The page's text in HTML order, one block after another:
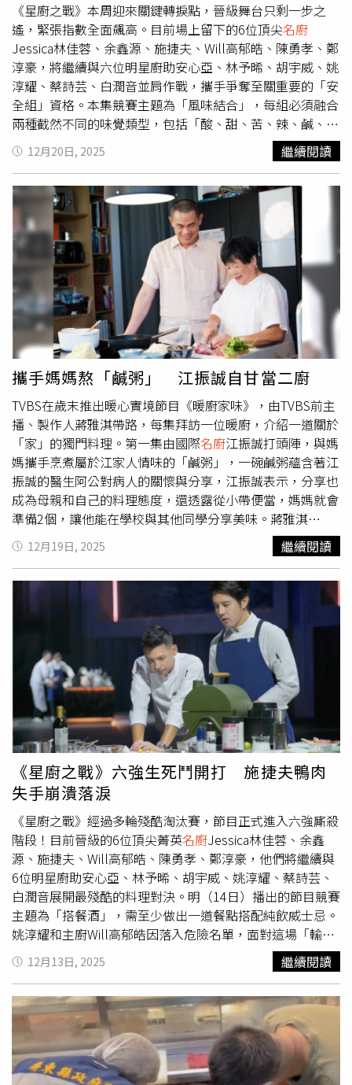
《星廚之戰》本周迎來關鍵轉捩點，晉級舞台只剩一步之
遙，緊張指數全面飆高。目前場上留下的6位頂尖名廚
Jessica林佳蓉、余鑫源、施捷夫、Will高郁皓、陳勇孝、鄭
淳豪，將繼續與六位明星廚助安心亞、林予晞、胡宇威、姚
淳耀、蔡詩芸、白潤音並肩作戰，攜手爭奪至關重要的「安
全組」資格。本集競賽主題為「風味結合」，每組必須融合
兩種截然不同的味覺類型，包括「酸、甜、苦、辣、鹹、
鮮」，不只考驗主廚功力，更是一場創意與味覺平衡的硬
仗。林予晞再度與主廚鄭淳豪搭檔，希望延續先前「衝就對
了」的合作默契，卻也忍不住向Jessica表達歉意，鍾欣凌
見狀笑虧：「真的有一種背叛朋友的感覺。」林予晞更在鏡
頭前罕見吐露內心壓力，直言一路走來從「沒人選的廚助」
到現在選擇變多，更引用電影自嘲自己是「世界上最爛的
人」。而分組屢屢卡關的安心亞也有感而發分享心境：「有
時候心被傷過幾次，就會慢慢麻痺，也就可以放下了。」鍾
欣凌聽完立刻補刀：「有沒有覺得一路走來跟感情一樣？」
安心亞苦笑點頭：「都很坎坷。」比賽過程中狀況連連，安
心亞先是在備料時不慎切傷手指，原本想咬牙硬撐，卻因血
流不止只好緊急前往醫護站處理；回到賽場後，又在刨檸檬
皮時因不熟練再度刮傷另一隻手。搭檔Jessica立刻暖心安
撫：「沒事，時間還夠。」這也是安心亞首次在料理中受
傷，但她不僅沒有被打倒，反而笑說：「好像離廚師的路又
更近了一步，滿有成就感的。」《星廚之戰》每周日晚間8
點華視首播。
12月20日, 2025 繼續閱讀
攜手媽媽熬「鹹粥」 江振誠自甘當二廚
TVBS在歲末推出暖心實境節目《暖廚家味》，由TVBS前主
播、製作人蔣雅淇帶路，每集拜訪一位暖廚，介紹一道關於
「家」的獨門料理。第一集由國際名廚江振誠打頭陣，與媽
媽攜手烹煮屬於江家人情味的「鹹粥」，一碗鹹粥蘊含著江
振誠的醫生阿公對病人的關懷與分享，江振誠表示，分享也
成為母親和自己的料理態度，還透露從小帶便當，媽媽就會
準備2個，讓他能在學校與其他同學分享美味。蔣雅淇
（右）在江振誠介紹下認識認養的農田。（圖／TVBS提
供）江振誠本次與媽媽聯手熬煮「鹹粥」，他解釋選擇鹹
粥，源於過去家中三代同堂，阿公是醫生，阿公為家境不優
渥的病人看診後，會端上一碗熱騰騰的鹹粥招待他們，並告
訴對方「不用收錢」。對江振誠而言，鹹粥有飽足感又有誠
意、代表滿滿的台灣味。江振誠每到國外，也總會以鹹粥介
紹自己是從哪裡來，藉由鹹粥帶出自己料理的態度─「分
享」，他還透露：「小時候上學，媽媽會幫我準備2個便
當，一個自己吃、另一個就可以和同學分享。」江振誠難得
和媽媽在鏡頭前聯手做料理，他樂得當起二廚，江媽媽一
聲：「弟弟，給我那個胡椒！」江振誠立刻將胡椒撒進鍋
中，配合默契滿分，隨後他主動幫媽媽熬竹筍高湯，還在鏡
頭前示範秘訣。他將竹筍直接丟進鍋裡熬煮，結束才將竹筍
去皮，他解釋：「如此高湯既能有竹筍的鮮味，竹筍本身也
不會失去甜味。」江振誠對食物的態度，不少傳承自媽媽充
滿愛的料理哲學，他表示從小媽媽料理三餐從不是煮一桌
菜，而是四桌菜，他解釋家中三兄妹和爸爸，每人口味都不
同，所以媽媽每天都要煮出各自搭配的套餐，「若一個人吃
三道菜，五個人就要端出十五種菜色」。這份將對方放在心
上的愛，讓江振誠體會，真正的美味不只來自技巧，更是源
自為所愛之人付出的溫暖與心意。12月20日起，每周六下
午1點TVBS 42頻道。
12月19日, 2025 繼續閱讀
《星廚之戰》六強生死鬥開打 施捷夫鴨肉
失手崩潰落淚
《星廚之戰》經過多輪殘酷淘汰賽，節目正式進入六強廝殺
階段！目前晉級的6位頂尖菁英名廚Jessica林佳蓉、余鑫
源、施捷夫、Will高郁皓、陳勇孝、鄭淳豪，他們將繼續與
6位明星廚助安心亞、林予晞、胡宇威、姚淳耀、蔡詩芸、
白潤音展開最殘酷的料理對決。明（14日）播出的節目競賽
主題為「搭餐酒」，需至少做出一道餐點搭配純飲威士忌。
姚淳耀和主廚Will高郁皓因落入危險名單，面對這場「輸了
就回家」的殘酷淘汰賽，姚淳耀與主廚Will高郁皓兩人堅定
對視後，霸氣喊出：「好殘酷！我們一定要拿第一名。」展
和牛鐵板料理應戰。姚淳耀和主廚高郁皓面臨被淘汰的超大
壓力。（圖／華視提供）林予晞第一次與主廚鄭淳豪搭檔，
挑戰將蘇格蘭經典料理「肉餡羊肚 (Haggis)」變換形式，以
雞翅包裹雞內臟的方式呈現。沒想到事後林予晞才自爆，自
12月13日, 2025 繼續閱讀